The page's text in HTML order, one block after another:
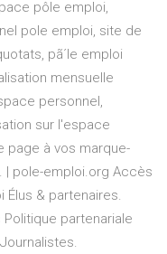
pôle emploi,
pole emploi, site de
pã´le emploi
mensuelle
personnel,
sur l'espace
page à vos marque-
| pole-emploi.org Accès
Élus & partenaires.
partenariale